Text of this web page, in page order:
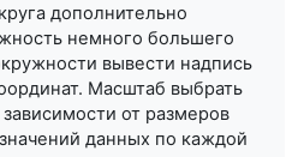
дополнительно
немного большего
вывести надпись
Масштаб выбрать
от размеров
данных по каждой